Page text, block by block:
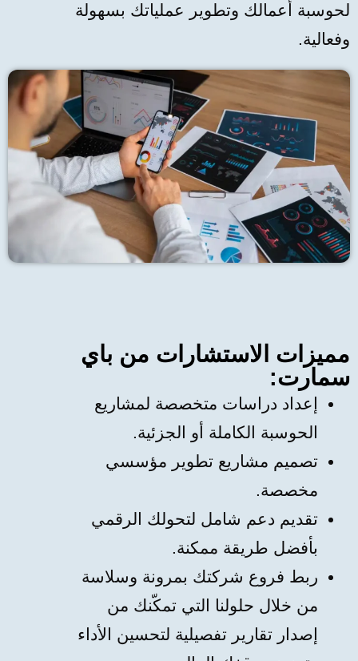
لحوسبة أعمالك وتطوير عملياتك بسهولة
وفعالية.
مميزات الاستشارات من باي
سمارت:
إعداد دراسات متخصصة لمشاريع
الحوسبة الكاملة أو الجزئية.
تصميم مشاريع تطوير مؤسسي
مخصصة.
تقديم دعم شامل لتحولك الرقمي
بأفضل طريقة ممكنة.
ربط فروع شركتك بمرونة وسلاسة
من خلال حلولنا التي تمكّنك من
إصدار تقارير تفصيلية لتحسين الأداء